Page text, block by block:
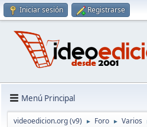
Iniciar sesión Registrarse
Menú Principal
videoedicion.org (v9) ► Foro ► Varios